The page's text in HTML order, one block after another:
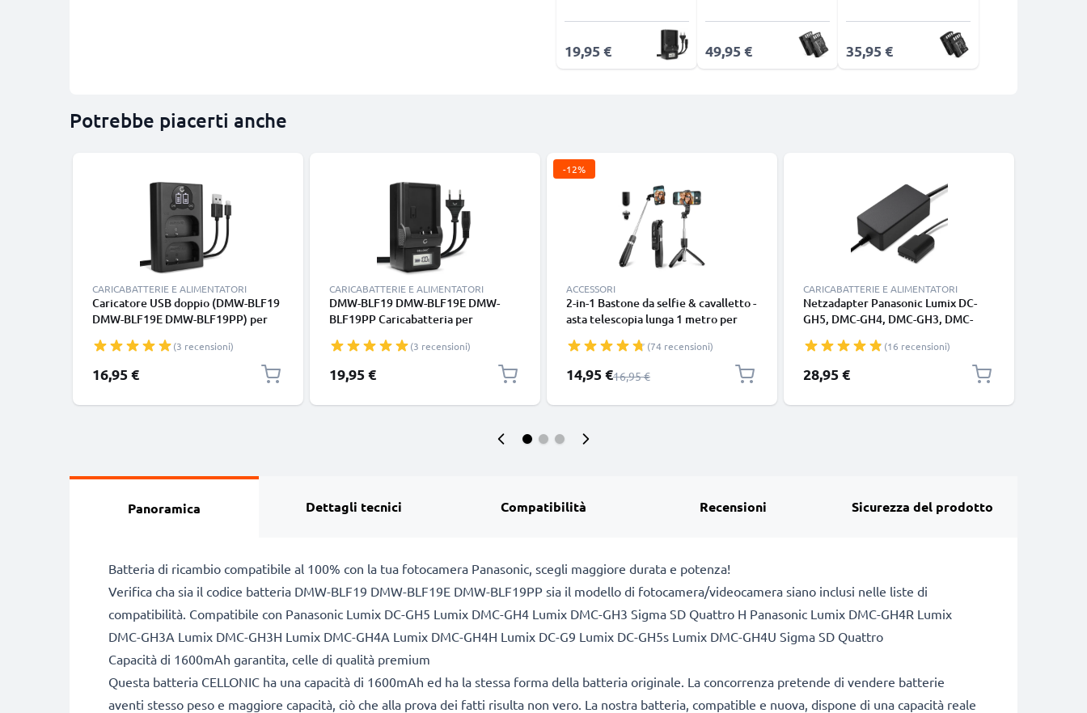
19,95 € 49,95 € 35,95 €
Potrebbe piacerti anche
CARICABATTERIE E ALIMENTATORI
Caricatore USB doppio (DMW-BLF19
DMW-BLF19E DMW-BLF19PP) per
DMC-GH4 DC-GH5 DC-G9 + 1m +
Cavo USB di CELLONIC
(3 recensioni)
16,95 €
CARICABATTERIE E ALIMENTATORI
DMW-BLF19 DMW-BLF19E DMW-
BLF19PP Caricabatteria per
GH4 GH4 GH4r GH4h GH3 GH3h
GH3a G9 DC-G9 Batterie per
fotocamera marca CELLONIC
(3 recensioni)
19,95 €
-12%
ACCESSORI
2-in-1 Bastone da selfie & cavalletto -
asta telescopia lunga 1 metro per
con telecomando bluetooth per
cellulari smartphone e fotocamere -
Compatibile con iPhone Gopro
(74 recensioni)
Prezzo speciale
14,95 €Prezzo normale
16,95 €
CARICABATTERIE E ALIMENTATORI
Netzadapter Panasonic Lumix DC-
GH5, DMC-GH4, DMC-GH3, DMC-
Accoppiatore DC (Batteria fittizia),
ca. 3m da CELLONIC
(16 recensioni)
28,95 €
Panoramica Dettagli tecnici Compatibilità Recensioni Sicurezza del prodotto
Batteria di ricambio compatibile al 100% con la tua fotocamera Panasonic, scegli maggiore durata e potenza!
Verifica cha sia il codice batteria DMW-BLF19 DMW-BLF19E DMW-BLF19PP sia il modello di fotocamera/videocamera siano inclusi nelle liste di
compatibilità. Compatibile con Panasonic Lumix DC-GH5 Lumix DMC-GH4 Lumix DMC-GH3 Sigma SD Quattro H Panasonic Lumix DMC-GH4R Lumix
DMC-GH3A Lumix DMC-GH3H Lumix DMC-GH4A Lumix DMC-GH4H Lumix DC-G9 Lumix DC-GH5s Lumix DMC-GH4U Sigma SD Quattro
Capacità di 1600mAh garantita, celle di qualità premium
Questa batteria CELLONIC ha una capacità di 1600mAh ed ha la stessa forma della batteria originale. La concorrenza pretende di vendere batterie
aventi stesso peso e maggiore capacità, ciò che alla prova dei fatti risulta non vero. La nostra batteria, compatible e nuova, dispone di una capacità reale